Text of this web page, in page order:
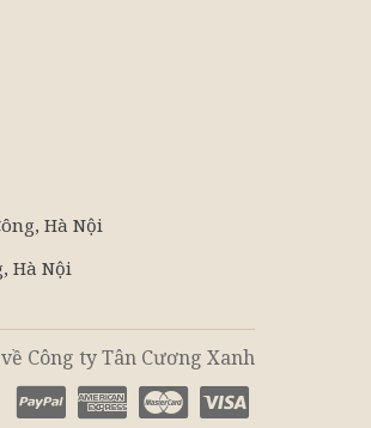
Hà Nội
Hà Nội
Công ty Tân Cương Xanh